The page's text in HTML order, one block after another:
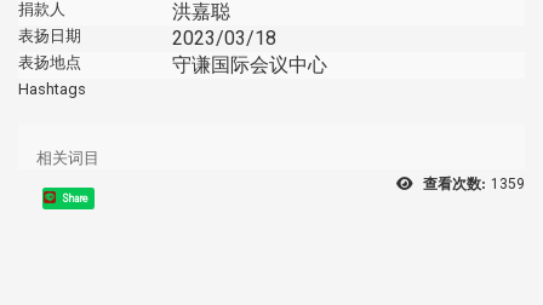
捐款人 洪嘉聪
表扬日期 2023/03/18
表扬地点 守谦国际会议中心
Hashtags
相关词目
查看次数: 1359
Share